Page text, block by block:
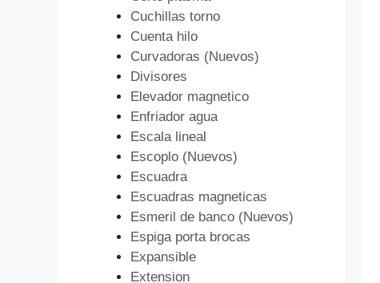
Cuchillas torno
Cuenta hilo
Curvadoras (Nuevos)
Divisores
Elevador magnetico
Enfriador agua
Escala lineal
Escoplo (Nuevos)
Escuadra
Escuadras magneticas
Esmeril de banco (Nuevos)
Espiga porta brocas
Expansible
Extension